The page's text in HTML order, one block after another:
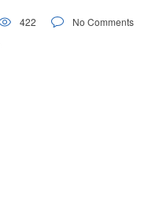
422
No Comments